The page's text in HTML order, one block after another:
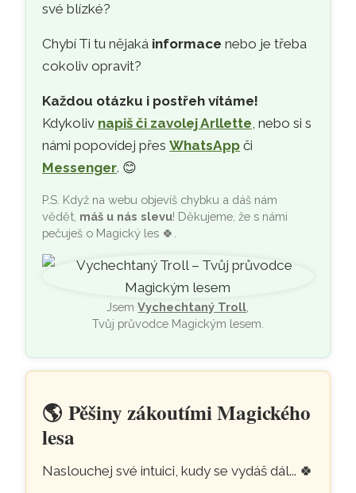
své blízké?
Chybí Ti tu nějaká informace nebo je třeba
cokoliv opravit?
Každou otázku i postřeh vítáme!
Kdykoliv napiš či zavolej Arllette, nebo si s
námi popovídej přesWhatsApp či
Messenger. 😊
P.S. Když na webu objevíš chybku a dáš nám
vědět, máš u nás slevu! Děkujeme, že s námi
pečuješ o Magický les 🍀 .
JsemVychechtaný Troll,
Tvůj průvodce Magickým lesem.
🌎Pěšiny zákoutími Magického
lesa
Naslouchej své intuici, kudy se vydáš dál... 🍀